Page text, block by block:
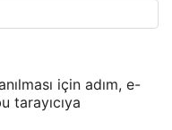
için adım, e-
tarayıcıya